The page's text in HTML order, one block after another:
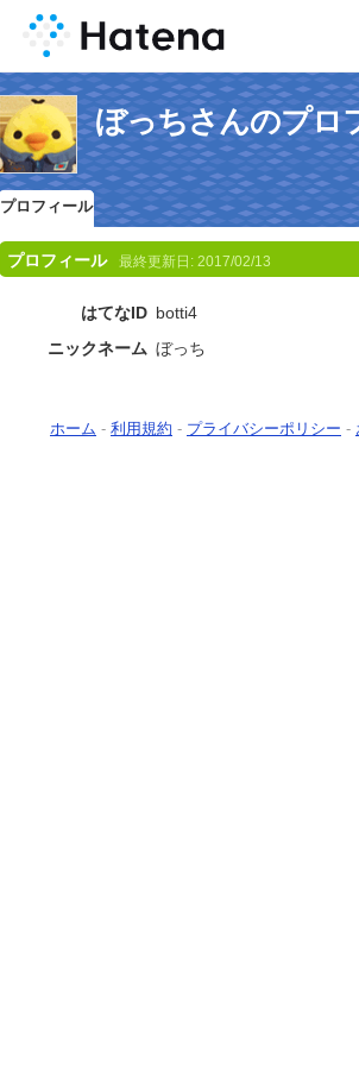
ぼっちさんのプロ
プロフィール
プロフィール 最終更新日: 2017/02/13
はてなID botti4
ニックネーム ぼっち
ホーム - 利用規約 - プライバシーポリシー -